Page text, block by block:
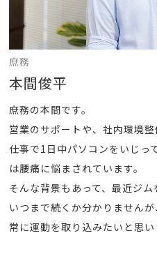
庶務
本間俊平
庶務の本間です。
営業のサポートや、社内環境整
仕事で1日中パソコンをいじっ
は腰痛に悩まされています。
そんな背景もあって、最近ジム
いつまで続くか分かりません
常に運動を取り込みたいと思い